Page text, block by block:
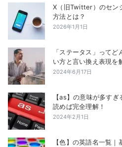
X（旧Twitter）のセン
方法とは？
2026年1月1日
「ステータス」って
い方と言い換え表現を
2024年6月17日
【as】の意味が多す
読めば完全理解！
2024年2月1日
【色】の英語名一覧